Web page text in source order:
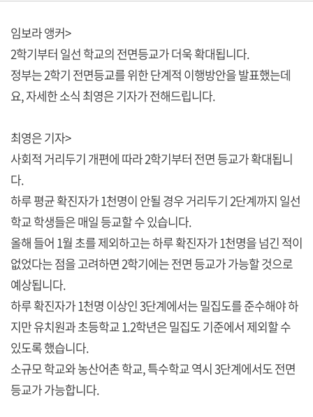
임보라 앵커>
2학기부터 일선 학교의 전면등교가 더욱 확대됩니다.
정부는 2학기 전면등교를 위한 단계적 이행방안을 발표했는데
요, 자세한 소식 최영은 기자가 전해드립니다.
최영은 기자>
사회적 거리두기 개편에 따라 2학기부터 전면 등교가 확대됩니
다.
하루 평균 확진자가 1천명이 안될 경우 거리두기 2단계까지 일선
학교 학생들은 매일 등교할 수 있습니다.
올해 들어 1월 초를 제외하고는 하루 확진자가 1천명을 넘긴 적이
없었다는 점을 고려하면 2학기에는 전면 등교가 가능할 것으로
예상됩니다.
하루 확진자가 1천명 이상인 3단계에서는 밀집도를 준수해야 하
지만 유치원과 초등학교 1.2학년은 밀집도 기준에서 제외할 수
있도록 했습니다.
소규모 학교와 농산어촌 학교, 특수학교 역시 3단계에서도 전면
등교가 가능합니다.